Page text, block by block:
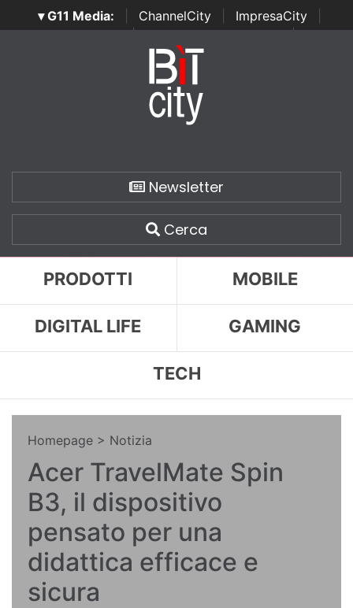
▾ G11 Media: ChannelCity ImpresaCity
SecurityOpenLab | Italian Channel Awards | Italian
Italian Security Awards
Newsletter
Cerca
PRODOTTI MOBILE
DIGITAL LIFE GAMING
TECH
Homepage > Notizia
Acer TravelMate Spin
B3, il dispositivo
pensato per una
didattica efficace e
sicura